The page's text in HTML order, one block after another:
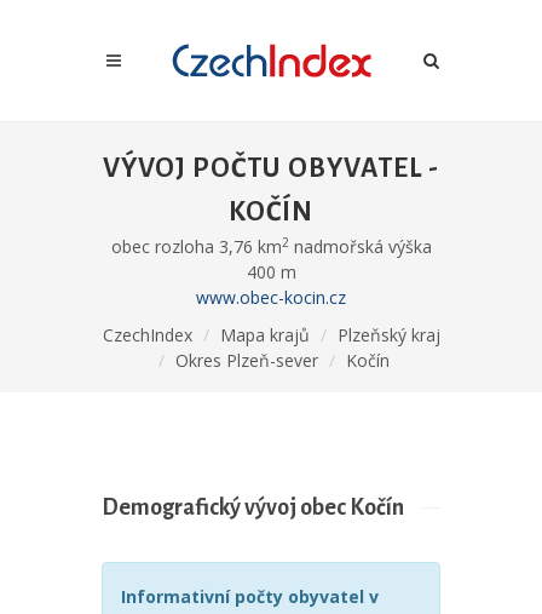
VÝVOJ POČTU OBYVATEL -
KOČÍN
obec rozloha 3,76 km2nadmořská výška
400 m
www.obec-kocin.cz
CzechIndex
Mapa krajů
Plzeňský kraj
Okres Plzeň-sever
Kočín
Demografický vývoj obec Kočín
Informativní počty obyvatel v